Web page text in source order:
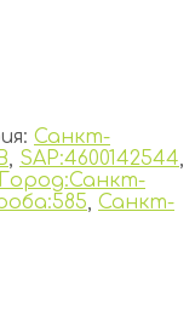
Санкт-
, SAP:4600142544,
Город:Санкт-
, Санкт-